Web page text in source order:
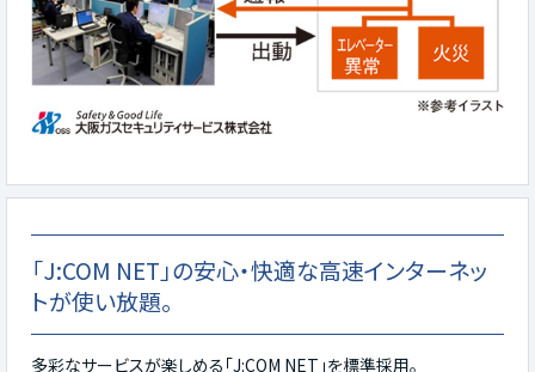
「J:COM NET」の安心・快適な高速インターネッ
トが使い放題。
多彩なサービスが楽しめる「J:COM NET」を標準採用。